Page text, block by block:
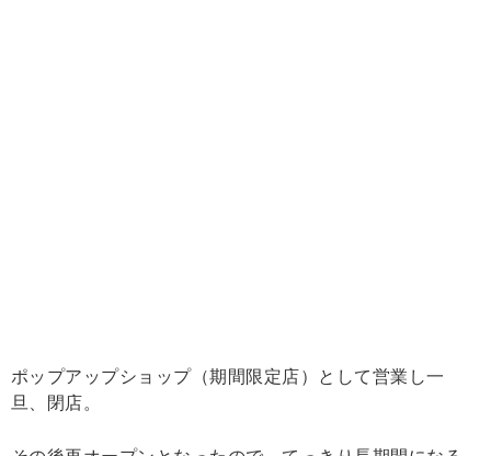
ポップアップショップ（期間限定店）として営業し一
旦、閉店。